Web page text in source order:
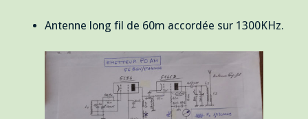
Antenne long fil de 60m accordée sur 1300KHz.